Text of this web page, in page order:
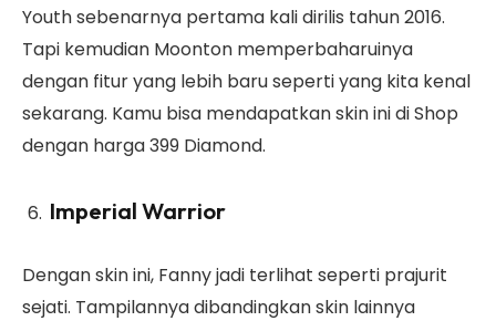
Youth sebenarnya pertama kali dirilis tahun 2016.
Tapi kemudian Moonton memperbaharuinya
dengan fitur yang lebih baru seperti yang kita kenal
sekarang. Kamu bisa mendapatkan skin ini di Shop
dengan harga 399 Diamond.
Imperial Warrior
Dengan skin ini, Fanny jadi terlihat seperti prajurit
sejati. Tampilannya dibandingkan skin lainnya